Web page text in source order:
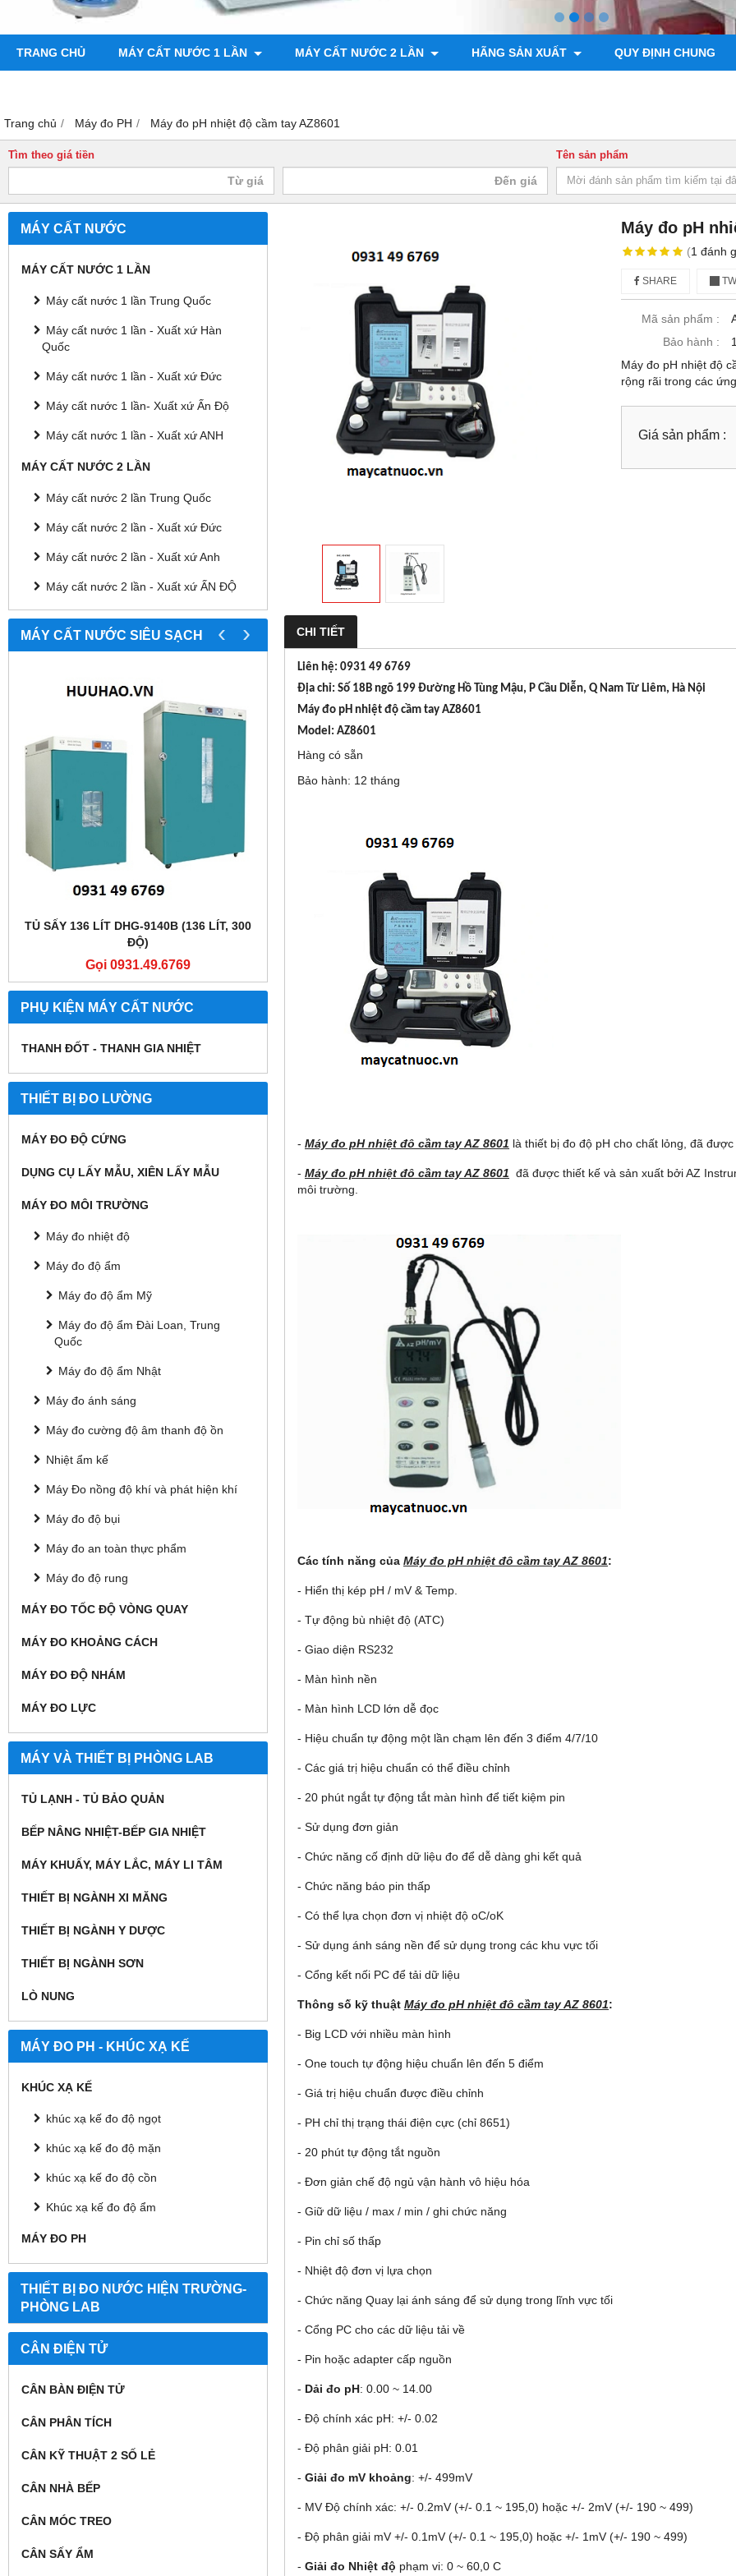
TRANG CHỦ MÁY CẤT NƯỚC 1 LẦN MÁY CẤT NƯỚC 2 LẦN HÃNG SẢN XUẤT QUY ĐỊNH CHUNG
Trang chủ Máy đo PH Máy đo pH nhiệt độ cầm tay AZ8601
Tìm theo giá tiền Tên sản phẩm
MÁY CẤT NƯỚC
MÁY CẤT NƯỚC 1 LẦN
Máy cất nước 1 lần Trung Quốc
Máy cất nước 1 lần - Xuất xứ Hàn
Quốc
Máy cất nước 1 lần - Xuất xứ Đức
Máy cất nước 1 lần- Xuất xứ Ấn Độ
Máy cất nước 1 lần - Xuất xứ ANH
MÁY CẤT NƯỚC 2 LẦN
Máy cất nước 2 lần Trung Quốc
Máy cất nước 2 lần - Xuất xứ Đức
Máy cất nước 2 lần - Xuất xứ Anh
Máy cất nước 2 lần - Xuất xứ ẤN ĐỘ
MÁY CẤT NƯỚC SIÊU SẠCH
TỦ SẤY 136 LÍT DHG-9140B (136 LÍT, 300
ĐỘ)
Gọi 0931.49.6769
TỦ SẤY 136 LÍT DHG-9140B (136 LÍT, 300
ĐỘ)
Gọi 0931.49.6769
‹ ›
PHỤ KIỆN MÁY CẤT NƯỚC
THANH ĐỐT - THANH GIA NHIỆT
THIẾT BỊ ĐO LƯỜNG
MÁY ĐO ĐỘ CỨNG
DỤNG CỤ LẤY MẪU, XIÊN LẤY MẪU
MÁY ĐO MÔI TRƯỜNG
Máy đo nhiệt độ
Máy đo độ ẩm
Máy đo độ ẩm Mỹ
Máy đo độ ẩm Đài Loan, Trung
Quốc
Máy đo độ ẩm Nhật
Máy đo ánh sáng
Máy đo cường độ âm thanh độ ồn
Nhiệt ẩm kế
Máy Đo nồng độ khí và phát hiện khí
Máy đo độ bụi
Máy đo an toàn thực phẩm
Máy đo độ rung
MÁY ĐO TỐC ĐỘ VÒNG QUAY
MÁY ĐO KHOẢNG CÁCH
MÁY ĐO ĐỘ NHÁM
MÁY ĐO LỰC
MÁY VÀ THIẾT BỊ PHÒNG LAB
TỦ LẠNH - TỦ BẢO QUẢN
BẾP NÂNG NHIỆT-BẾP GIA NHIỆT
MÁY KHUẤY, MÁY LẮC, MÁY LI TÂM
THIẾT BỊ NGÀNH XI MĂNG
THIẾT BỊ NGÀNH Y DƯỢC
THIẾT BỊ NGÀNH SƠN
LÒ NUNG
MÁY ĐO PH - KHÚC XẠ KẾ
KHÚC XẠ KẾ
khúc xạ kế đo độ ngọt
khúc xạ kế đo độ mặn
khúc xạ kế đo độ cồn
Khúc xạ kế đo độ ẩm
MÁY ĐO PH
THIẾT BỊ ĐO NƯỚC HIỆN TRƯỜNG-
PHÒNG LAB
CÂN ĐIỆN TỬ
CÂN BÀN ĐIỆN TỬ
CÂN PHÂN TÍCH
CÂN KỸ THUẬT 2 SỐ LẺ
CÂN NHÀ BẾP
CÂN MÓC TREO
CÂN SẤY ẨM
Máy đo pH
(1đánh
SHARE
Mã sản phẩm :
Bảo hành :
Máy đo pH nhiệt độ
rộng rãi trong các
Giá sản phẩm :
CHI TIẾT
Liên hệ: 0931 49 6769
Địa chỉ: Số 18B ngõ 199 Đường Hồ Tùng Mậu, P Cầu Diễn, Q Nam Từ Liêm, Hà Nội
Máy đo pH nhiệt độ cầm tay AZ8601
Model: AZ8601
Hàng có sẵn
Bảo hành: 12 tháng
- Máy đo pH nhiệt đô cầm tay AZ 8601 là thiết bị đo độ pH cho chất lỏng, đã
- Máy đo pH nhiệt đô cầm tay AZ 8601 đã được thiết kế và sản xuất bởi AZ
môi trường.
Các tính năng của Máy đo pH nhiệt đô cầm tay AZ 8601:
- Hiển thị kép pH / mV & Temp.
- Tự động bù nhiệt độ (ATC)
- Giao diện RS232
- Màn hình nền
- Màn hình LCD lớn dễ đọc
- Hiệu chuẩn tự động một lần chạm lên đến 3 điểm 4/7/10
- Các giá trị hiệu chuẩn có thể điều chỉnh
- 20 phút ngắt tự động tắt màn hình để tiết kiệm pin
- Sử dụng đơn giản
- Chức năng cố định dữ liệu đo để dễ dàng ghi kết quả
- Chức năng báo pin thấp
- Có thể lựa chọn đơn vị nhiệt độ oC/oK
- Sử dụng ánh sáng nền để sử dụng trong các khu vực tối
- Cổng kết nối PC để tải dữ liệu
Thông số kỹ thuật Máy đo pH nhiệt đô cầm tay AZ 8601:
- Big LCD với nhiều màn hình
- One touch tự động hiệu chuẩn lên đến 5 điểm
- Giá trị hiệu chuẩn được điều chỉnh
- PH chỉ thị trạng thái điện cực (chỉ 8651)
- 20 phút tự động tắt nguồn
- Đơn giản chế độ ngủ vận hành vô hiệu hóa
- Giữ dữ liệu / max / min / ghi chức năng
- Pin chỉ số thấp
- Nhiệt độ đơn vị lựa chọn
- Chức năng Quay lại ánh sáng để sử dụng trong lĩnh vực tối
- Cổng PC cho các dữ liệu tải về
- Pin hoặc adapter cấp nguồn
- Dải đo pH: 0.00 ~ 14.00
- Độ chính xác pH: +/- 0.02
- Độ phân giải pH: 0.01
- Giải đo mV khoảng: +/- 499mV
- MV Độ chính xác: +/- 0.2mV (+/- 0.1 ~ 195,0) hoặc +/- 2mV (+/- 190 ~ 499)
- Độ phân giải mV +/- 0.1mV (+/- 0.1 ~ 195,0) hoặc +/- 1mV (+/- 190 ~ 499)
- Giải đo Nhiệt độ phạm vi: 0 ~ 60,0 C